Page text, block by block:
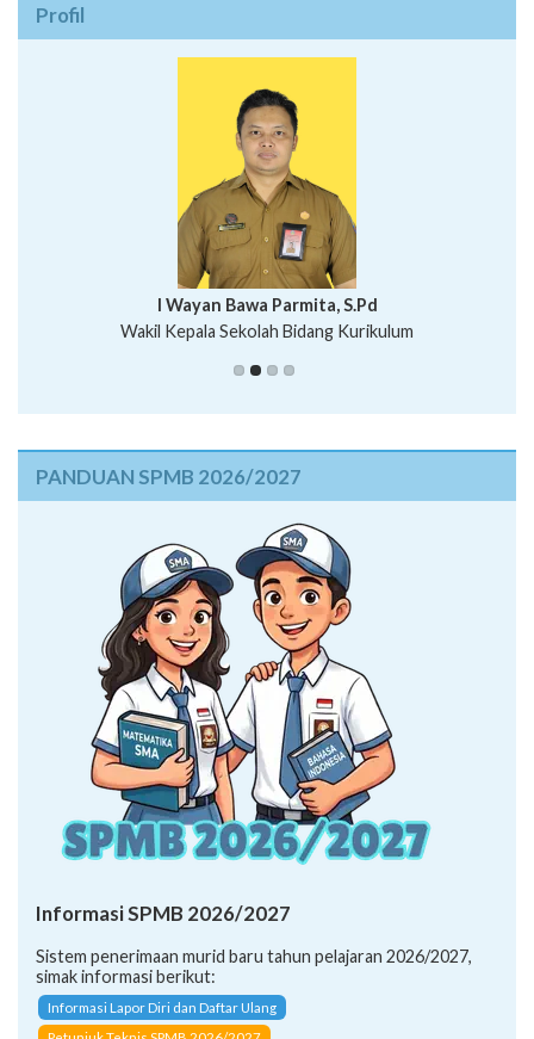
Profil
Putu Suhartana, S.Pd.
I Wayan Bawa Parmita, S.Pd
Wakil Kepala Sekolah Bidang Kurikulum
I Wayan Gede Aditya Pratita, S.Pd., M.Sn
Ni Wayan Nopi Sutantri, S.Pd.
PANDUAN SPMB 2026/2027
Informasi SPMB 2026/2027
Sistem penerimaan murid baru tahun pelajaran 2026/2027,
simak informasi berikut:
Informasi Lapor Diri dan Daftar Ulang